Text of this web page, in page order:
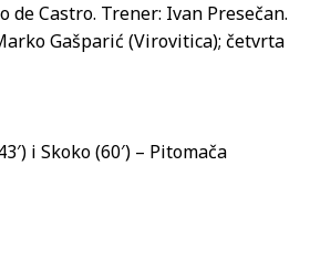
de Castro. Trener: Ivan Presečan.
Gašparić (Virovitica); četvrta
i Skoko (60′) – Pitomača